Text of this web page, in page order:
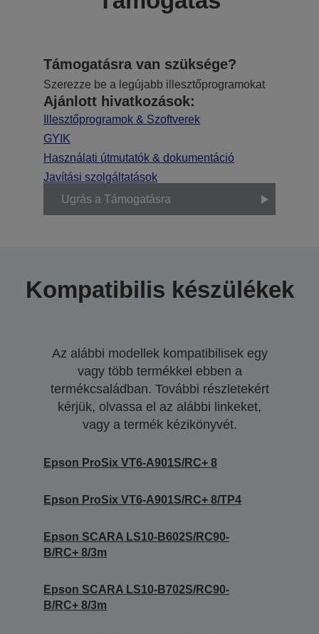
Támogatásra van szüksége?
Szerezze be a legújabb illesztőprogramokat
Ajánlott hivatkozások:
Illesztőprogramok & Szoftverek
GYIK
Használati útmutatók & dokumentáció
Javítási szolgáltatások
Ugrás a Támogatásra
Kompatibilis készülékek
Az alábbi modellek kompatibilisek egy
vagy több termékkel ebben a
termékcsaládban. További részletekért
kérjük, olvassa el az alábbi linkeket,
vagy a termék kézikönyvét.
Epson ProSix VT6-A901S/RC+ 8
Epson ProSix VT6-A901S/RC+ 8/TP4
Epson SCARA LS10-B602S/RC90-
B/RC+ 8/3m
Epson SCARA LS10-B702S/RC90-
B/RC+ 8/3m